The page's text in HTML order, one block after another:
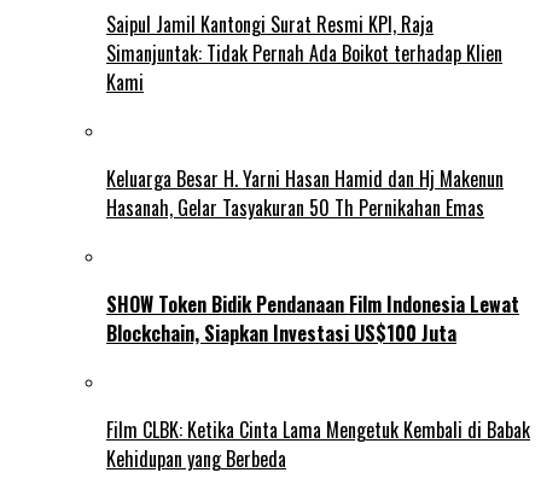
Saipul Jamil Kantongi Surat Resmi KPI, Raja
Simanjuntak: Tidak Pernah Ada Boikot terhadap Klien
Kami
Keluarga Besar H. Yarni Hasan Hamid dan Hj Makenun
Hasanah, Gelar Tasyakuran 50 Th Pernikahan Emas
SHOW Token Bidik Pendanaan Film Indonesia Lewat
Blockchain, Siapkan Investasi US$100 Juta
Film CLBK: Ketika Cinta Lama Mengetuk Kembali di Babak
Kehidupan yang Berbeda